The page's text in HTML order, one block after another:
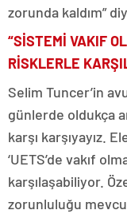
zorunda kaldım”
“SİSTEMİ VAKIF
RİSKLERLE
Selim Tuncer’in
günlerde oldukça
karşı karşıyayız.
‘UETS’de vakıf
karşılaşabiliyor.
zorunluluğu